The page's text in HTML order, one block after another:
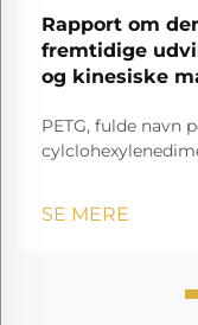
Rapport om
fremtidige
og kinesiske
PETG, fulde navn
SE MERE